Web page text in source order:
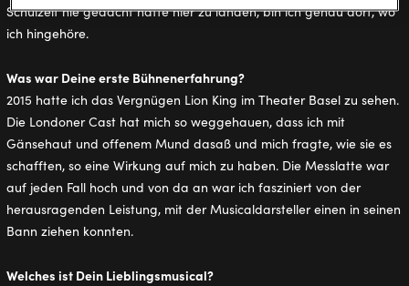
Schulzeit nie gedacht hätte hier zu landen, bin ich genau dort, wo
ich hingehöre.
Was war Deine erste Bühnenerfahrung?
2015 hatte ich das Vergnügen Lion King im Theater Basel zu sehen.
Die Londoner Cast hat mich so weggehauen, dass ich mit
Gänsehaut und offenem Mund dasaß und mich fragte, wie sie es
schafften, so eine Wirkung auf mich zu haben. Die Messlatte war
auf jeden Fall hoch und von da an war ich fasziniert von der
herausragenden Leistung, mit der Musicaldarsteller einen in seinen
Bann ziehen konnten.
Welches ist Dein Lieblingsmusical?